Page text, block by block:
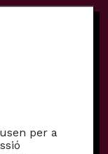
per a